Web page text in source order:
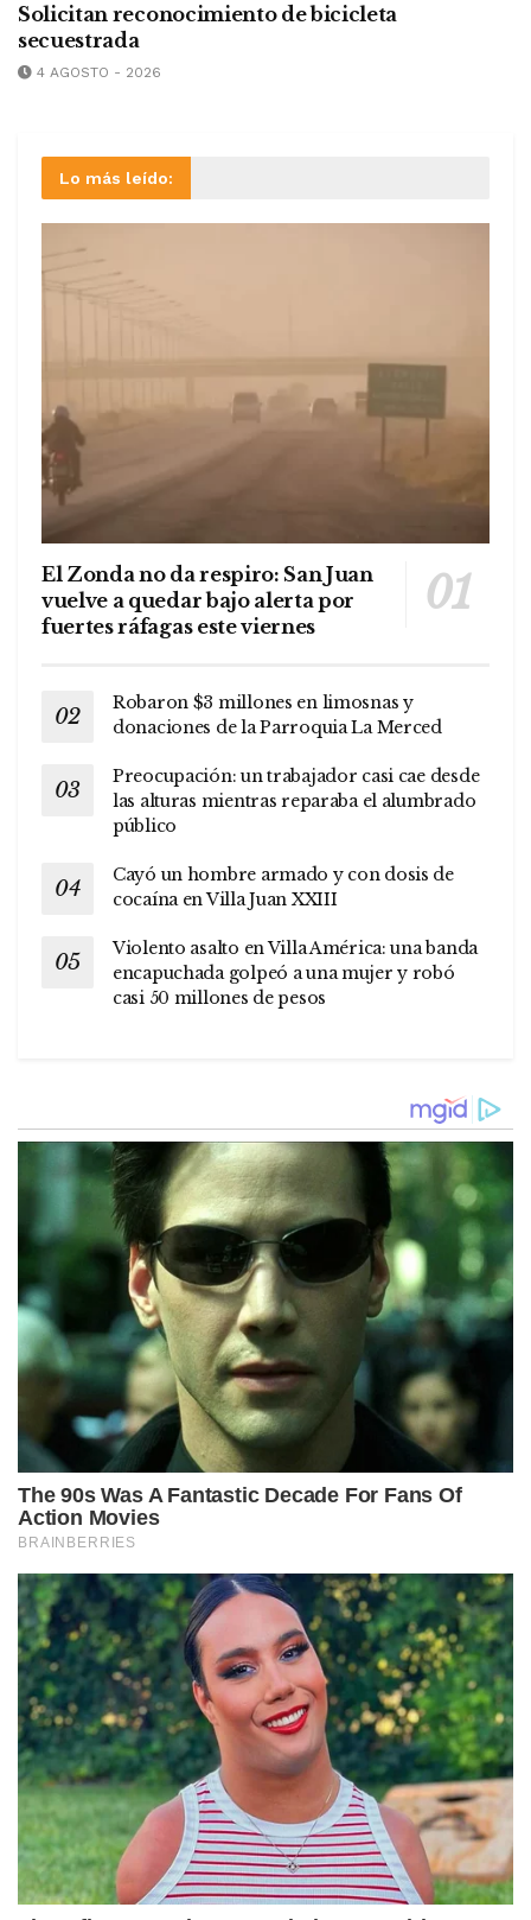
Solicitan reconocimiento de bicicleta
secuestrada
4 AGOSTO - 2026
Lo más leído:
El Zonda no da respiro: San Juan
vuelve a quedar bajo alerta por
fuertes ráfagas este viernes
Robaron $3 millones en limosnas y
donaciones de la Parroquia La Merced
Preocupación: un trabajador casi cae desde
las alturas mientras reparaba el alumbrado
público
Cayó un hombre armado y con dosis de
cocaína en Villa Juan XXIII
Violento asalto en Villa América: una banda
encapuchada golpeó a una mujer y robó
casi 50 millones de pesos